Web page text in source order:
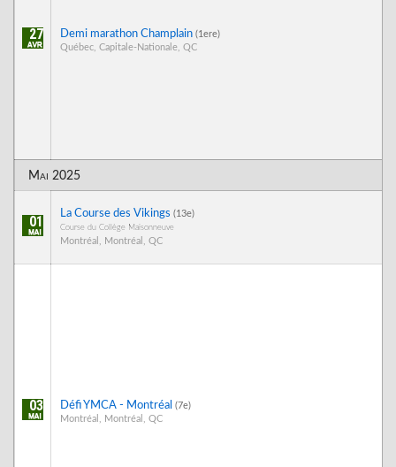
27 Demi marathon Champlain (1ere)
Québec, Capitale-Nationale, QC
Mai 2025
01 La Course des Vikings (13e)
Course du Collège Maisonneuve
Montréal, Montréal, QC
03 Défi YMCA - Montréal (7e)
Montréal, Montréal, QC